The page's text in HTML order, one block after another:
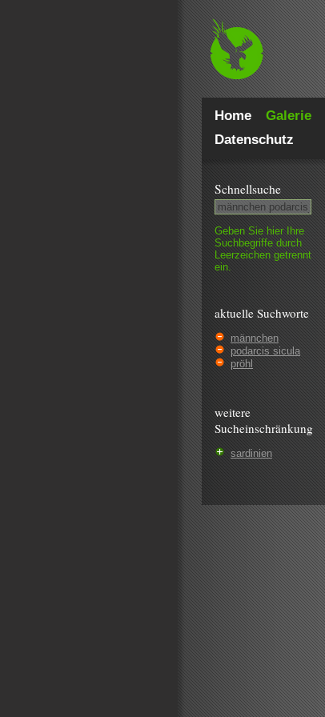
Home Galerie
Datenschutz
Schnell­suche
Geben Sie hier Ihre
Such­begriffe durch
Leer­zeichen getrennt
ein.
aktuelle Suchworte
männchen
podarcis sicula
pröhl
weitere
Sucheinschränkung
sardinien